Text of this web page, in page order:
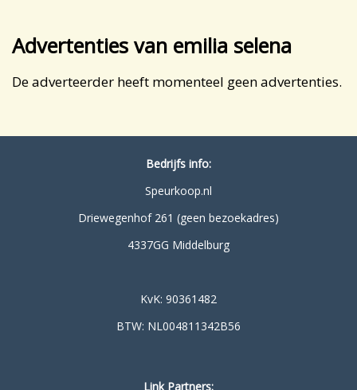
Advertenties van emilia selena
De adverteerder heeft momenteel geen advertenties.
Bedrijfs info:
Speurkoop.nl
Driewegenhof 261 (geen bezoekadres)
4337GG Middelburg
KvK: 90361482
BTW: NL004811342B56
Link Partners: